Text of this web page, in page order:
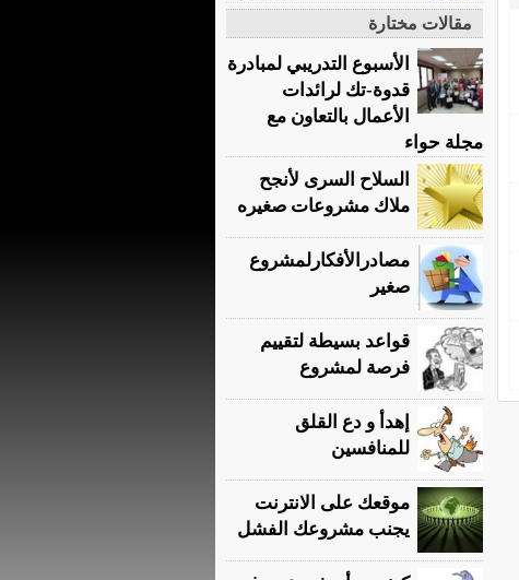
مقالات مختارة
الأسبوع التدريبي لمبادرة
قدوة-تك لرائدات
الأعمال بالتعاون مع
مجلة حواء
السلاح السرى لأنجح
ملاك مشروعات صغيره
مصادرالأفكارلمشروع
صغير
قواعد بسيطة لتقييم
فرصة لمشروع
إهدأ و دع القلق
للمنافسين
موقعك على الانترنت
يجنب مشروعك الفشل